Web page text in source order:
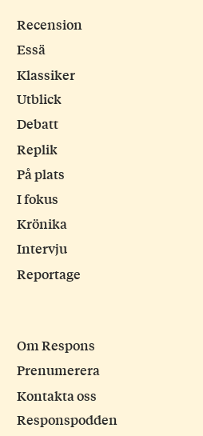
Recension
Essä
Klassiker
Utblick
Debatt
Replik
På plats
I fokus
Krönika
Intervju
Reportage
Om Respons
Prenumerera
Kontakta oss
Responspodden